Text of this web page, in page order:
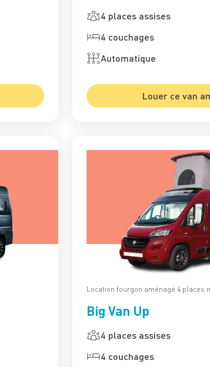
4 places assises
4 couchages
Automatique
Louer ce van
Location fourgon aménagé 4 places
Big Van Up
4 places assises
4 couchages